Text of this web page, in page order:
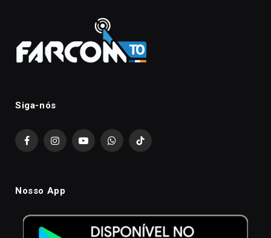
Siga-nós
FacebookInstagramYouTubeWhatsAppTikTok
Nosso App